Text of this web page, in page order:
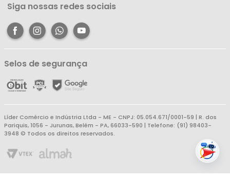
Siga nossas redes sociais
Selos de segurança
Líder Comércio e Indústria Ltda - ME - CNPJ: 05.054.671/0001-59 | R. dos
Pariquis, 1056 - Jurunas, Belém - PA, 66033-590 | Telefone: (91) 98403-
3948 © Todos os direitos reservados.